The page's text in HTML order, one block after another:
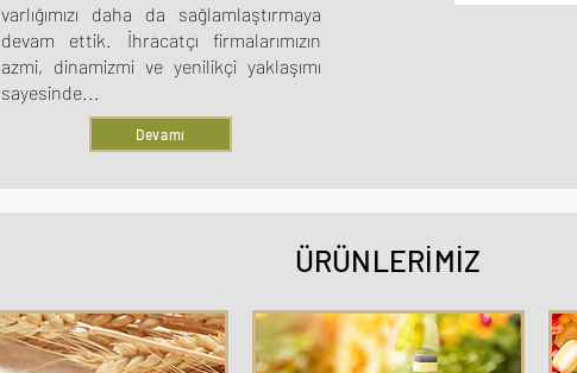
varlığımızı daha da sağlamlaştırmaya
devam ettik. İhracatçı firmalarımızın
azmi, dinamizmi ve yenilikçi yaklaşımı
sayesinde...
Devamı
ÜRÜNLERİMİZ